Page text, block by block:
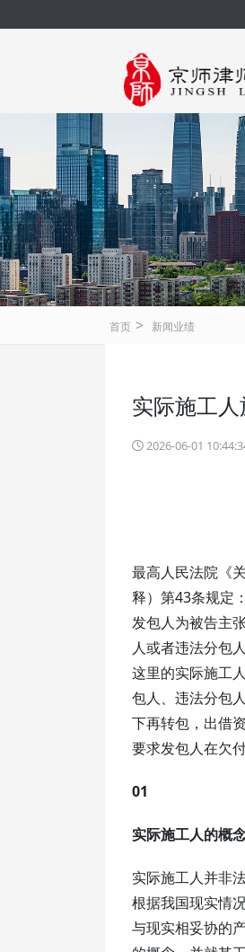
首页 > 新闻业绩
实际施工
2026-06-01
最高人民法院《
释）第43条规定
发包人为被告主
人或者违法分包
这里的实际施工
包人、违法分包
下再转包，出借
要求发包人在欠
01
实际施工人的概
实际施工人并非
根据我国现实情
与现实相妥协的